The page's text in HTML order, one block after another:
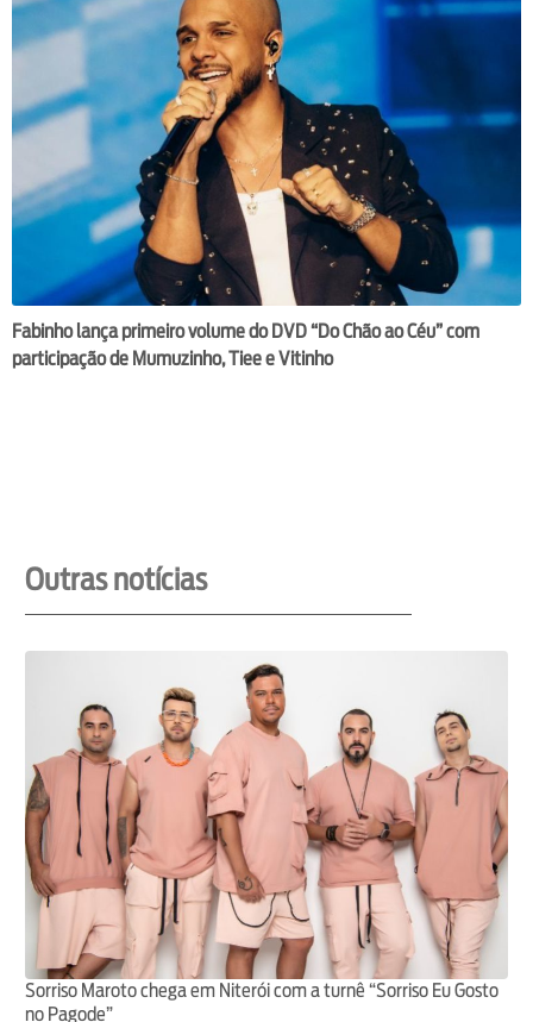
Fabinho lança primeiro volume do DVD “Do Chão ao Céu” com
participação de Mumuzinho, Tiee e Vitinho
Outras notícias
Sorriso Maroto chega em Niterói com a turnê “Sorriso Eu Gosto
no Pagode”